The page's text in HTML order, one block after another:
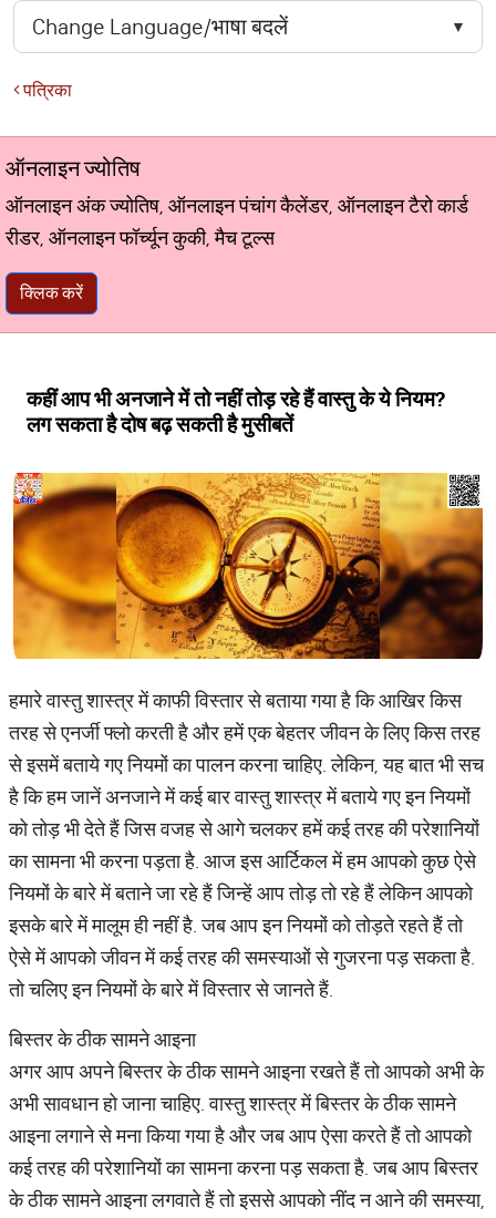
पत्रिका
ऑनलाइन ज्योतिष
ऑनलाइन अंक ज्योतिष, ऑनलाइन पंचांग कैलेंडर, ऑनलाइन टैरो कार्ड
रीडर, ऑनलाइन फॉर्च्यून कुकी, मैच टूल्स
क्लिक करें
कहीं आप भी अनजाने में तो नहीं तोड़ रहे हैं वास्तु के ये नियम?
लग सकता है दोष बढ़ सकती है मुसीबतें
हमारे वास्तु शास्त्र में काफी विस्तार से बताया गया है कि आखिर किस
तरह से एनर्जी फ्लो करती है और हमें एक बेहतर जीवन के लिए किस तरह
से इसमें बताये गए नियमों का पालन करना चाहिए. लेकिन, यह बात भी सच
है कि हम जानें अनजाने में कई बार वास्तु शास्त्र में बताये गए इन नियमों
को तोड़ भी देते हैं जिस वजह से आगे चलकर हमें कई तरह की परेशानियों
का सामना भी करना पड़ता है. आज इस आर्टिकल में हम आपको कुछ ऐसे
नियमों के बारे में बताने जा रहे हैं जिन्हें आप तोड़ तो रहे हैं लेकिन आपको
इसके बारे में मालूम ही नहीं है. जब आप इन नियमों को तोड़ते रहते हैं तो
ऐसे में आपको जीवन में कई तरह की समस्याओं से गुजरना पड़ सकता है.
तो चलिए इन नियमों के बारे में विस्तार से जानते हैं.
बिस्तर के ठीक सामने आइना
अगर आप अपने बिस्तर के ठीक सामने आइना रखते हैं तो आपको अभी के
अभी सावधान हो जाना चाहिए. वास्तु शास्त्र में बिस्तर के ठीक सामने
आइना लगाने से मना किया गया है और जब आप ऐसा करते हैं तो आपको
कई तरह की परेशानियों का सामना करना पड़ सकता है. जब आप बिस्तर
के ठीक सामने आइना लगवाते हैं तो इससे आपको नींद न आने की समस्या,